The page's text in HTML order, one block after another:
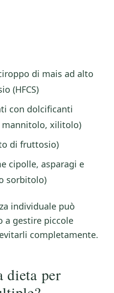
di mais ad alto
(HFCS)
con dolcificanti
xilitolo)
di fruttosio)
cipolle, asparagi e
sorbitolo)
individuale può
a gestire piccole
completamente.
dieta per